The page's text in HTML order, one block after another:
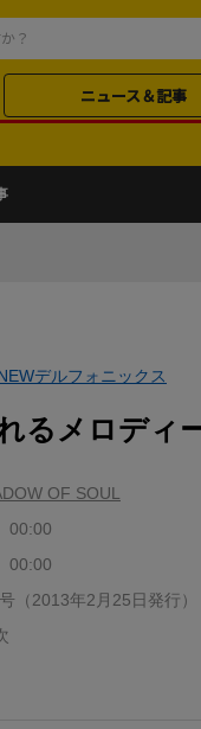
ニュース＆記事
デルフォニックス
るメロディ
OF SOUL
00:00
00:00
（2013年2月25日発行）